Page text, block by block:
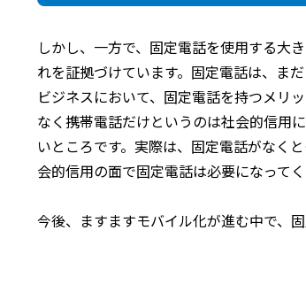
しかし、一方で、固定電話を使用する大
れを証拠づけています。固定電話は、ま
ビジネスにおいて、固定電話を持つメリ
なく携帯電話だけというのは社会的信用
いところです。実際は、固定電話がなく
会的信用の面で固定電話は必要になってく
今後、ますますモバイル化が進む中で、